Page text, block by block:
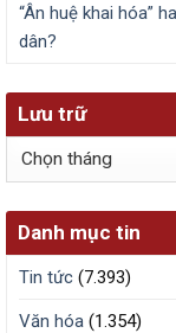
“Ân huệ khai hóa”
dân?
Lưu trữ
Lưu
Danh mục tin
Tin tức (7.393)
Văn hóa (1.354)